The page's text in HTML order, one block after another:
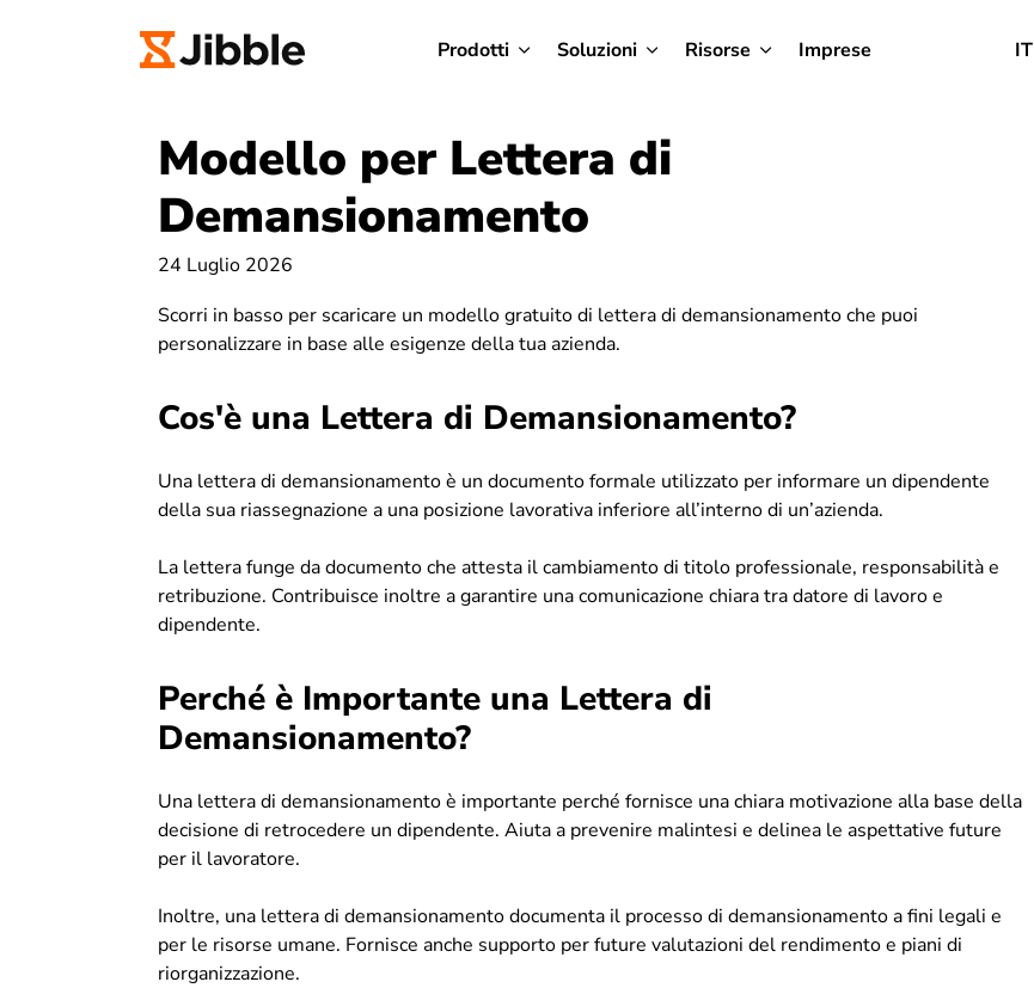
Prodotti Soluzioni Risorse Imprese IT
Modello per Lettera di
Demansionamento
24 Luglio 2026
Scorri in basso per scaricare un modello gratuito di lettera di demansionamento che puoi
personalizzare in base alle esigenze della tua azienda.
Cos'è una Lettera di Demansionamento?
Una lettera di demansionamento è un documento formale utilizzato per informare un dipendente
della sua riassegnazione a una posizione lavorativa inferiore all’interno di un’azienda.
La lettera funge da documento che attesta il cambiamento di titolo professionale, responsabilità e
retribuzione. Contribuisce inoltre a garantire una comunicazione chiara tra datore di lavoro e
dipendente.
Perché è Importante una Lettera di
Demansionamento?
Una lettera di demansionamento è importante perché fornisce una chiara motivazione alla base della
decisione di retrocedere un dipendente. Aiuta a prevenire malintesi e delinea le aspettative future
per il lavoratore.
Inoltre, una lettera di demansionamento documenta il processo di demansionamento a fini legali e
per le risorse umane. Fornisce anche supporto per future valutazioni del rendimento e piani di
riorganizzazione.